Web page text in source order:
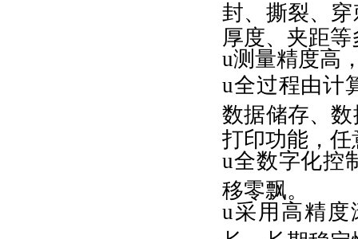
封、撕裂、
厚度、夹距
u测量精度高
u全过程由计
数据储存、
打印功能，任
u全数字化控
移零飘。
u采用高精度